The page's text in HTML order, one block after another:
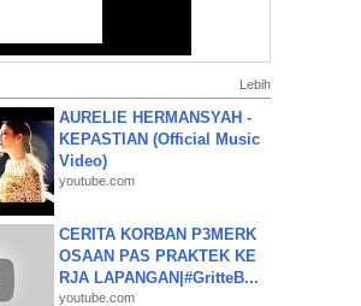
Lebih
AURELIE HERMANSYAH -
KEPASTIAN (Official Music
Video)
youtube.com
CERITA KORBAN P3MERK
OSAAN PAS PRAKTEK KE
RJA LAPANGAN|#GritteB...
youtube.com